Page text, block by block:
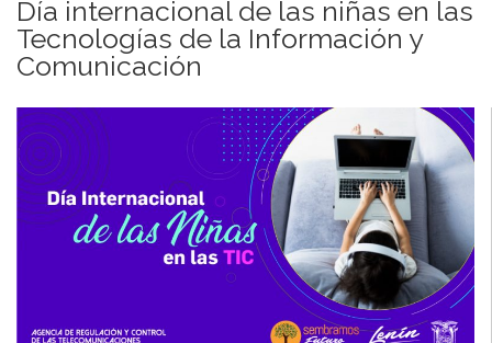
Día internacional de las niñas en las
Tecnologías de la Información y
Comunicación